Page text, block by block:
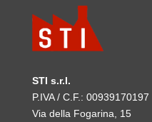
k
STI s.r.l.
P.IVA / C.F.: 00939170197
Via della Fogarina, 15